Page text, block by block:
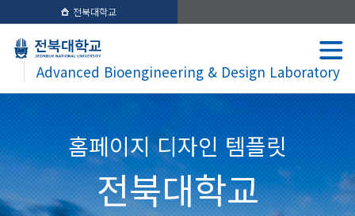
전북대학교
Advanced Bioengineering & Design Laboratory
홈페이지 디자인 템플릿
전북대학교